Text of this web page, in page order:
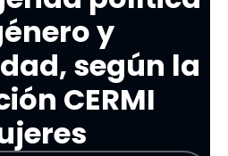
y
según la
CERMI